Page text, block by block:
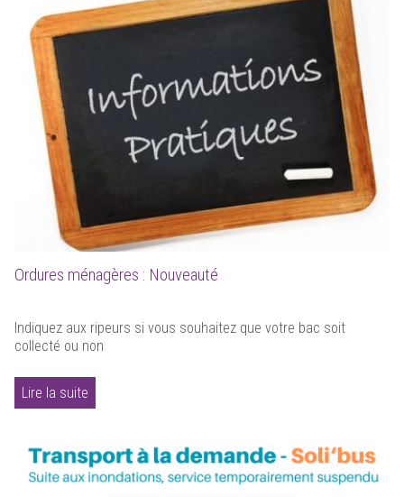
Ordures ménagères : Nouveauté
Indiquez aux ripeurs si vous souhaitez que votre bac soit
collecté ou non
Lire la suite